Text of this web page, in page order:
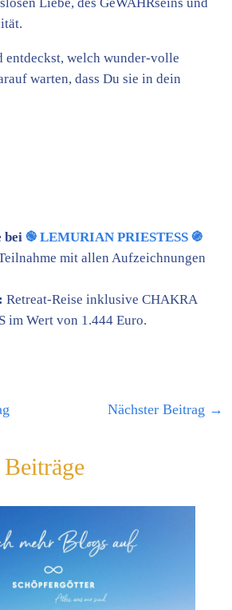
entdeckst, welch wunder-volle
warten, dass Du sie in dein
bei֎ LEMURIAN PRIESTESS ֍
mit allen Aufzeichnungen
Retreat-Reise inklusive CHAKRA
im Wert von 1.444 Euro.
Nächster Beitrag →